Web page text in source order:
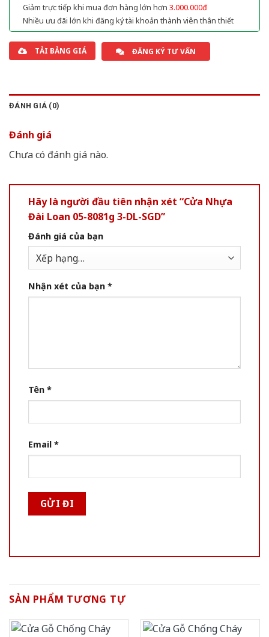
Giảm trực tiếp khi mua đơn hàng lớn hơn 3.000.000đ
Nhiều ưu đãi lớn khi đăng ký tài khoản thành viên thân thiết
TẢI BẢNG GIÁ ĐĂNG KÝ TƯ VẤN
ĐÁNH GIÁ (0)
Đánh giá
Chưa có đánh giá nào.
Hãy là người đầu tiên nhận xét “Cửa Nhựa
Đài Loan 05-8081g 3-DL-SGD”
Đánh giá của bạn
Nhận xét của bạn *
Tên *
Email *
SẢN PHẨM TƯƠNG TỰ